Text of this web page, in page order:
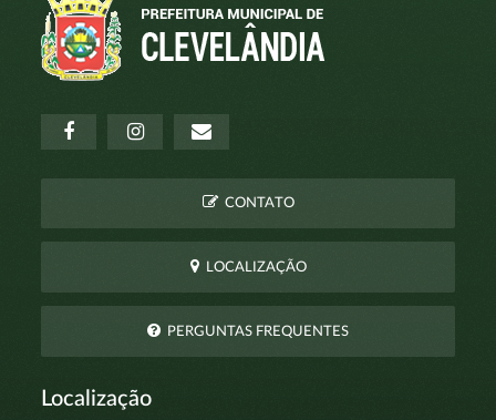
CONTATO
LOCALIZAÇÃO
PERGUNTAS FREQUENTES
Localização